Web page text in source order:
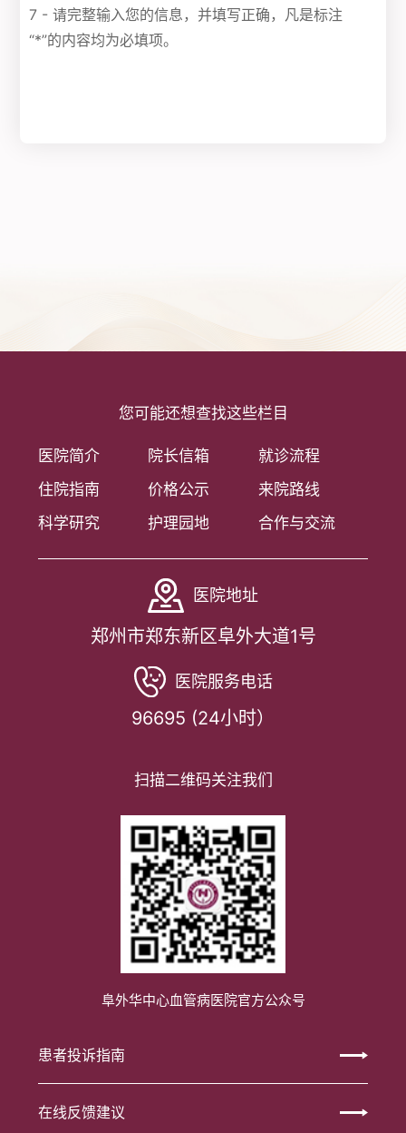
7 - 请完整输入您的信息，并填写正确，凡是标注
“*”的内容均为必填项。
您可能还想查找这些栏目
医院简介 院长信箱
就诊流程
住院指南
价格公示
来院路线
科学研究
护理园地 合作与交流
医院地址
郑州市郑东新区阜外大道1号
医院服务电话
96695 (24小时）
扫描二维码关注我们
阜外华中心血管病医院官方公众号
患者投诉指南
在线反馈建议